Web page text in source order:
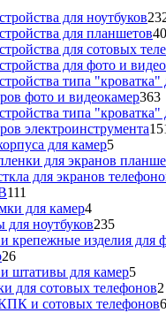
для ноутбуков
для планшетов40
для сотовых
для фото и
типа "кроватка"
фото и видеокамер363
типа "кроватка"
электроинструмента
для камер55
товаров
для экранов
для экранов
111
товаров
для камер44
товара
для ноутбуков235235
товаров
крепежные изделия для
2626
товаров
штативы для камер55
для сотовых телефонов2
и сотовых телефонов